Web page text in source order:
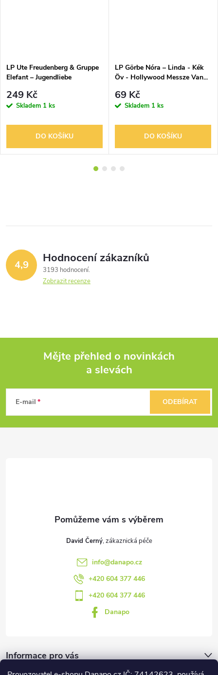
LP Ute Freudenberg & Gruppe
Elefant – Jugendliebe
249 Kč
Skladem 1 ks
DO KOŠÍKU
LP Görbe Nóra – Linda - Kék
Öv - Hollywood Messze Van...
69 Kč
Skladem 1 ks
DO KOŠÍKU
4,9 Hodnocení zákazníků
3193 hodnocení
Zobrazit recenze
p
Mějte přehled o novinkách
a slevách
E-mail ODEBÍRAT
David Černý
info@danapo.cz
+420 604 377 446
+420 604 377 446
Danapo
Informace pro vás